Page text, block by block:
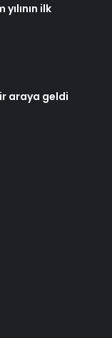
ilk
araya geldi